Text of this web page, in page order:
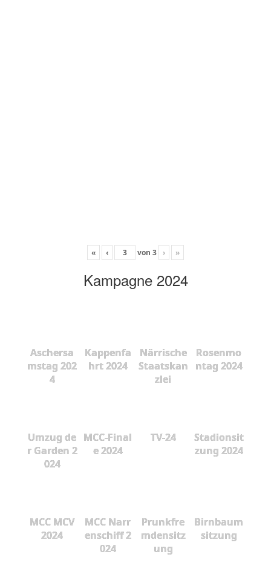
« ‹ von 3 › »
Kampagne 2024
Aschersa
mstag 202
4
Kappenfa
hrt 2024
Närrische
Staatskan
zlei
Rosenmo
ntag 2024
Umzug de
r Garden 2
024
MCC-Final
e 2024
TV-24
Stadionsit
zung 2024
MCC MCV
2024
MCC Narr
enschiff 2
024
Prunkfre
mdensitz
ung
Birnbaum
sitzung